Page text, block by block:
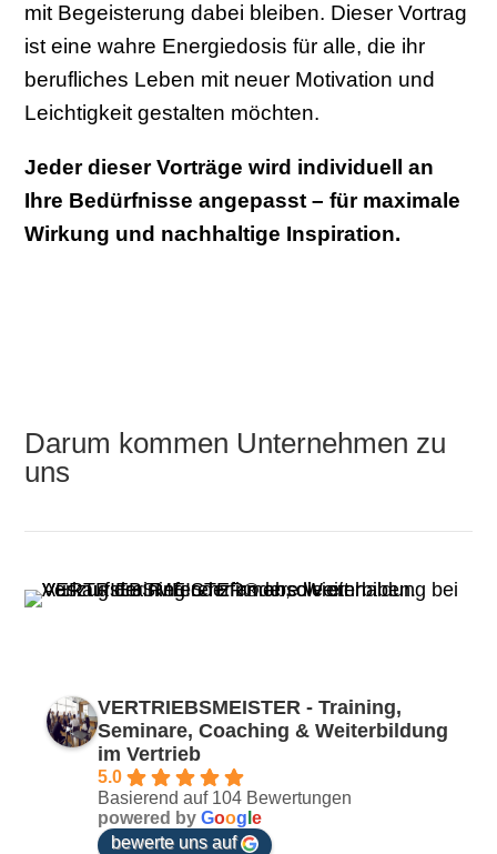
mit Begeisterung dabei bleiben. Dieser Vortrag
ist eine wahre Energiedosis für alle, die ihr
berufliches Leben mit neuer Motivation und
Leichtigkeit gestalten möchten.
Jeder dieser Vorträge wird individuell an
Ihre Bedürfnisse angepasst – für maximale
Wirkung und nachhaltige Inspiration.
Darum kommen Unternehmen zu
uns
VERTRIEBSMEISTER - Training,
Seminare, Coaching & Weiterbildung
im Vertrieb
5.0
Basierend auf 104 Bewertungen
powered byGoog le
bewerte uns auf